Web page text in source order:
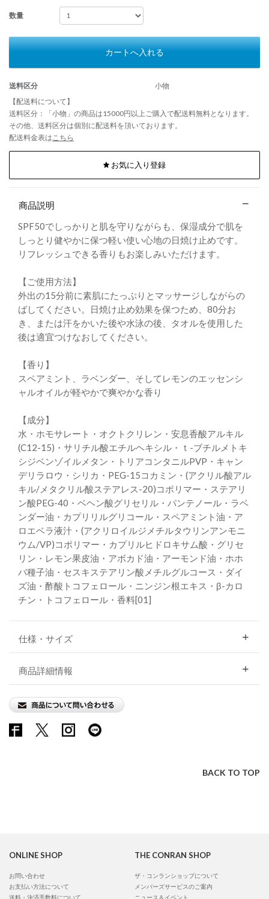
数量
カートへ入れる
送料区分
小物
【配送料について】
送料区分：「小物」の商品は15000円以上ご購入で配送料無料となります。
その他、送料区分は個別に配送料を頂いております。
配送料金表は こちら
お気に入り登録
商品説明
SPF50でしっかりと肌を守りながらも、保湿成分で肌を
しっとり健やかに保つ軽い使い心地の日焼け止めです。
リフレッシュできる香りもお楽しみいただけます。
【ご使用方法】
外出の15分前に素肌にたっぷりとマッサージしながらの
ばしてください。日焼け止め効果を保つため、80分お
き、または汗をかいた後や水泳の後、タオルを使用した
後は適宜つけなおしてください。
【香り】
スペアミント、ラベンダー、そしてレモンのエッセンシ
ャルオイルが軽やかで爽やかな香り
【成分】
水・ホモサレート・オクトクリレン・安息香酸アルキル
(C12-15)・サリチル酸エチルヘキシル・ｔ-ブチルメトキ
シジベンゾイルメタン・トリアコンタニルPVP・キャン
デリラロウ・シリカ・PEG-15コカミン・(アクリル酸アル
キル/メタクリル酸ステアレス-20)コポリマー・ステアリ
ン酸PEG-40・ベヘン酸グリセリル・パンテノール・ラベ
ンダー油・カプリリルグリコール・スペアミント油・ア
ロエベラ液汁・(アクリロイルジメチルタウリンアンモニ
ウム/VP)コポリマー・カプリルヒドロキサム酸・グリセ
リン・レモン果皮油・アボカド油・アーモンド油・ホホ
バ種子油・セスキステアリン酸メチルグルコース・ダイ
ズ油・酢酸トコフェロール・ニンジン根エキス・β-カロ
チン・トコフェロール・香料[01]
仕様・サイズ
商品詳細情報
BACK TO TOP
ONLINE SHOP
お問い合わせ
お支払い方法について
送料・決済手数料について
THE CONRAN SHOP
ザ・コンランショップについて
メンバーズサービスのご案内
ニュース＆イベント